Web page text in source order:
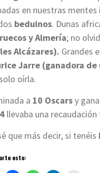
en nuestras
beduinos. Dunas
y Almería; no
Alcázares). Grandes
Jarre (ganadora de
oírla.
a 10 Oscarsy
llevaba una
que más decir, si tenéis
esto: